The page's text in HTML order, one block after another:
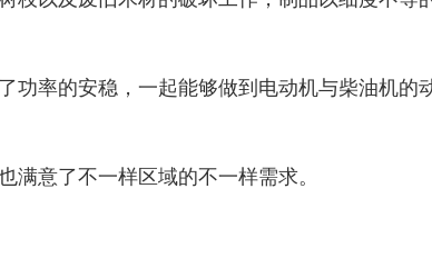
率的安稳，一起能够做到电动机与柴油机的
意了不一样区域的不一样需求。